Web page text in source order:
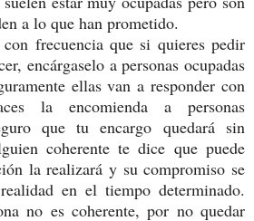
a lo que han prometido.
frecuencia que si quieres pedir
encárgaselo a personas ocupadas
ellas van a responder con
la encomienda a personas
que tu encargo quedará sin
coherente te dice que puede
la realizará y su compromiso se
en el tiempo determinado.
no es coherente, por no quedar